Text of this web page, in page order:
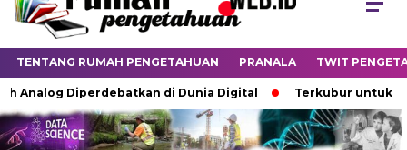
TENTANG RUMAH PENGETAHUAN PRANALA TWIT
Diperdebatkan di Dunia Digital Terkubur untuk Hidup